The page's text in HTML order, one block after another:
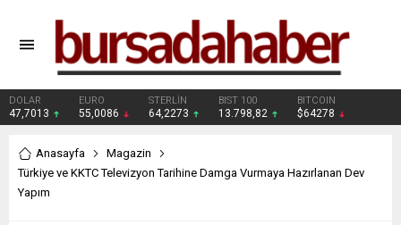
DOLAR
47,7013
EURO
55,0086
STERLİN
64,2273
BIST 100
13.798,82
BITCOIN
$64278
Anasayfa
Magazin
Türkiye ve KKTC Televizyon Tarihine Damga Vurmaya Hazırlanan Dev
Yapım